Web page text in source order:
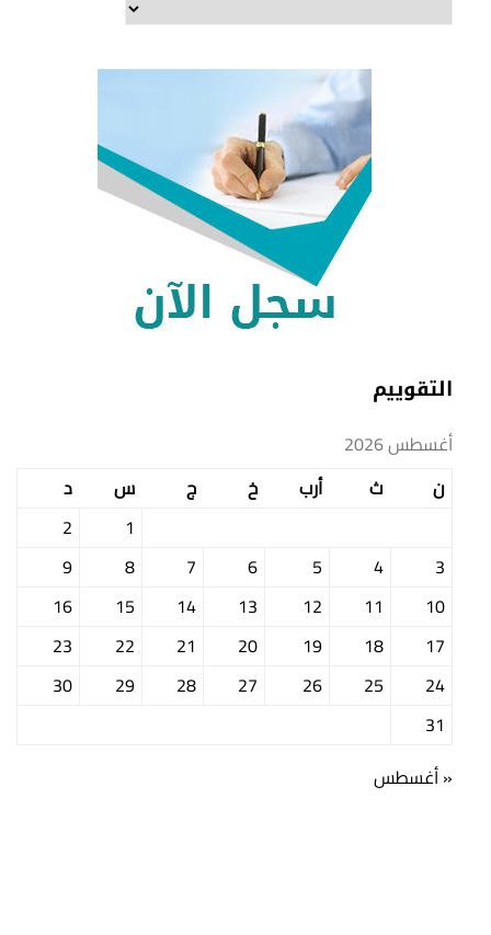
التقوييم
أغسطس 2026
ن
ث أرب خ ج س
د
1
2
3
4
5
6
7
8
9
10
11
12
13
14
15
16
17
18
19
20
21
22
23
24
25
26
27
28
29
30
31
« أغسطس